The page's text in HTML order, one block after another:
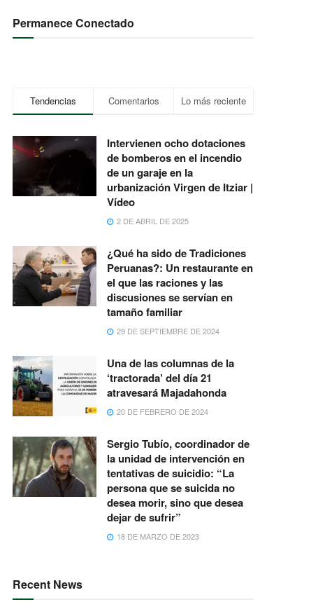
Permanece Conectado
Tendencias Comentarios Lo más reciente
Intervienen ocho dotaciones
de bomberos en el incendio
de un garaje en la
urbanización Virgen de Itziar |
Vídeo
2 DE ABRIL DE 2025
¿Qué ha sido de Tradiciones
Peruanas?: Un restaurante en
el que las raciones y las
discusiones se servían en
tamaño familiar
29 DE SEPTIEMBRE DE 2024
Una de las columnas de la
‘tractorada’ del día 21
atravesará Majadahonda
20 DE FEBRERO DE 2024
Sergio Tubío, coordinador de
la unidad de intervención en
tentativas de suicidio: “La
persona que se suicida no
desea morir, sino que desea
dejar de sufrir”
18 DE MARZO DE 2023
Recent News